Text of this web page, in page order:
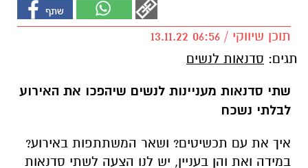
תוכן שיווקי / 06:56 13.11.22
תגים: סדנאות לנשים
שתי סדנאות מעניינות לנשים שיהפכו את האירוע
לבלתי נשכח
איך את עם תכשיטים? ושאר המשתתפות באירוע?
במידה ואת והן בעניין, יש לנו הצעה לשתי סדנאות